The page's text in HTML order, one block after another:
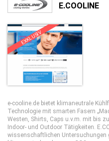
E.COOLINE
EXKLUSIV
e-cooline.de bietet klimaneutrale
Technologie mit smarten Fasern
Westen, Shirts, Caps u.v.m. mit bis
Indoor- und Outdoor Tätigkeiten.
wissenschaftlichen Untersuchungen